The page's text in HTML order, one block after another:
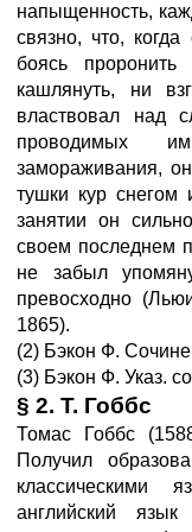
напыщенность,
связно, что,
боясь
кашлянуть, ни
властвовал над
проводимых
замораживания,
тушки кур снегом
занятии он
своем последнем
не забыл
превосходно
1865).
(2) Бэкон Ф.
(3) Бэкон Ф. Указ.
§ 2. Т. Гоббс
Томас Гоббс
Получил
классическими
английский